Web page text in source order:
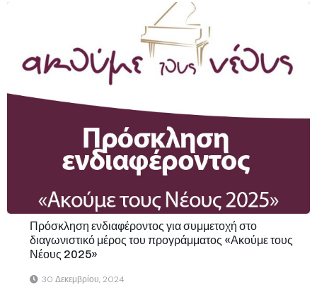
Πρόσκληση ενδιαφέροντος για συμμετοχή στο
διαγωνιστικό μέρος του προγράμματος «Ακούμε τους
Νέους 2025»
30 Δεκεμβρίου, 2024